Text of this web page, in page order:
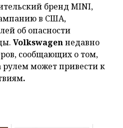
бренд MINI,
в США,
об опасности
Volkswagen недавно
сообщающих о том,
рулем может привести к
.